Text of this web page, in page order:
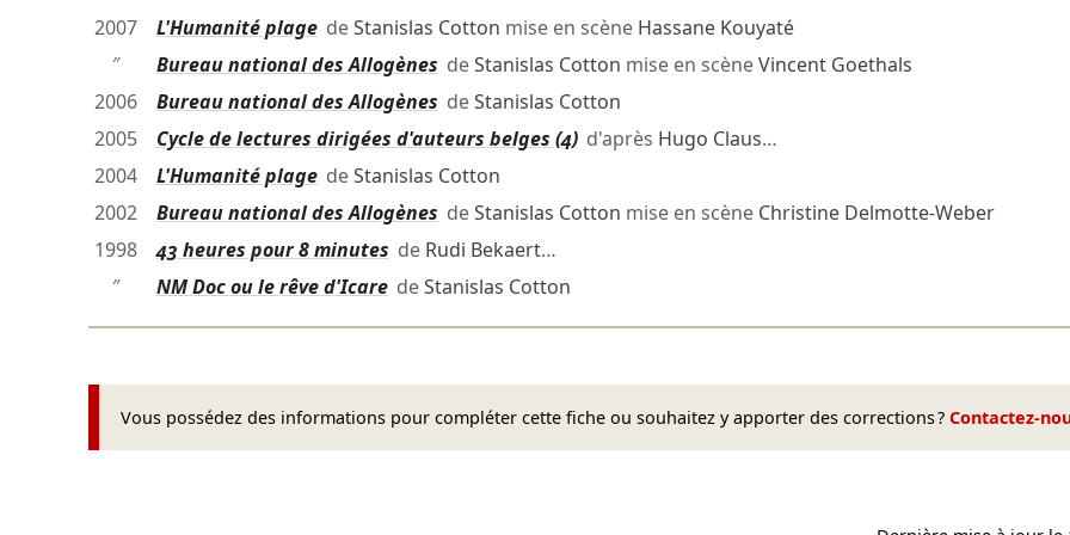
2007
L'Humanité plagedeStanislas Cotton mise en scène Hassane Kouyaté
″
Bureau national des Allogènes deStanislas Cotton mise en scèneVincent Goethals
2006
Bureau national des Allogènes deStanislas Cotton
2005
Cycle de lectures dirigées d'auteurs belges (4)d'après Hugo Claus…
2004
L'Humanité plagedeStanislas Cotton
2002
Bureau national des Allogènes deStanislas Cotton mise en scène Christine Delmotte-Weber
1998
43 heures pour 8 minutes de Rudi Bekaert…
″
NM Doc ou le rêve d'IcaredeStanislas Cotton
Vous possédez des informations pour compléter cette fiche ou souhaitez y apporter des corrections ? Contactez-